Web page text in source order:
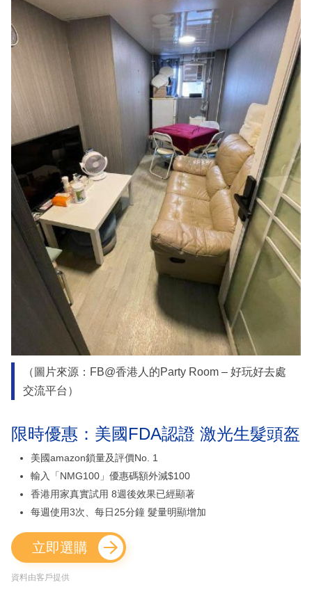
（圖片來源：FB@香港人的Party Room – 好玩好去處
交流平台）
限時優惠：美國FDA認證 激光生髮頭盔
美國amazon鎖量及評價No. 1
輸入「NMG100」優惠碼額外減$100
香港用家真實試用 8週後效果已經顯著
每週使用3次、每日25分鐘 髮量明顯增加
立即選購
資料由客戶提供